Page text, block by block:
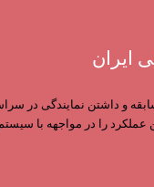
ایران
مالیاتی ایران با بیش از
را در مواجهه با